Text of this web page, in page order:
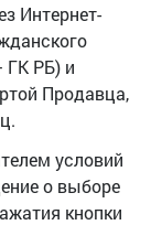
Интернет-
ГК РБ) и
Продавца,
условий
о выборе
кнопки